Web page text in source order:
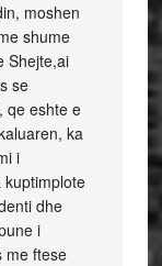
moshen
shume
Shejte,ai
se
qe eshte e
ka
i
dhe
i
me ftese